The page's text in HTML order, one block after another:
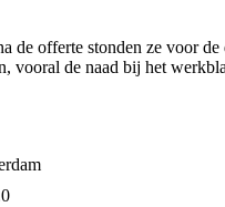
de offerte stonden ze voor de
vooral de naad bij het